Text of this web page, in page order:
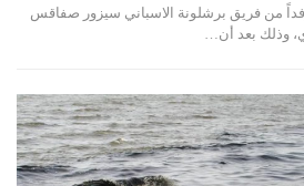
من فريق برشلونة الاسباني سيزور صفاقس